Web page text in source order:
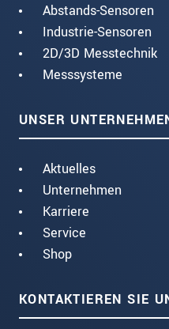
Abstands-Sensoren
Industrie-Sensoren
2D/3D Messtechnik
Messsysteme
UNSER
Aktuelles
Unternehmen
Karriere
Service
Shop
KONTAKTIEREN SIE